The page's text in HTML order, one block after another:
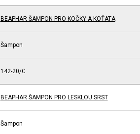
BEAPHAR ŠAMPON PRO KOČKY A KOŤATA
Šampon
142-20/C
BEAPHAR ŠAMPON PRO LESKLOU SRST
Šampon